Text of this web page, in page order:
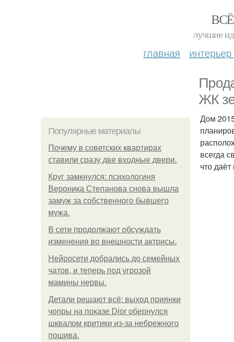
лучшие
главная
ЖК
Популярные материалы
Почему в советских квартирах
ставили сразу две входные двери.
Круг замкнулся: психологиня
Вероника Степанова снова вышла
замуж за собственного бывшего
мужа.
В сети продолжают обсуждать
изменения во внешности актрисы.
Нейросети добрались до семейных
чатов, и теперь под угрозой
мамины нервы.
Детали решают всё: выход приянки
чопры на показе Dior обернулся
шквалом критики из-за небрежного
пошива.
Дом
всегда
что